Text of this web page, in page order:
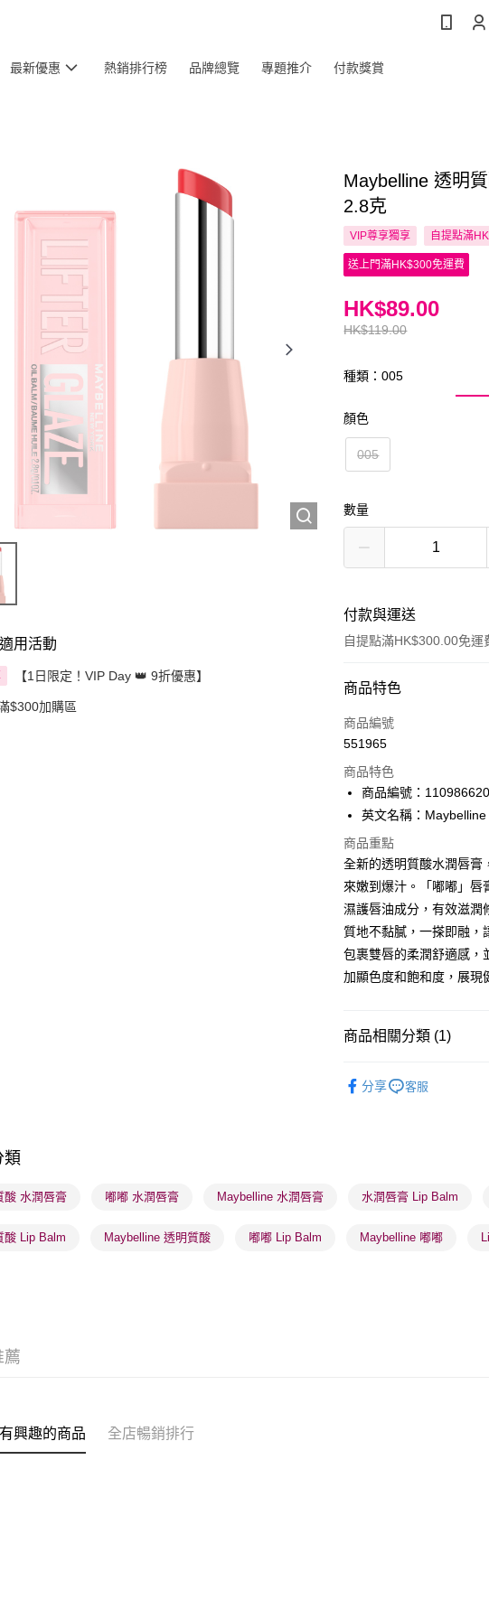
最新優惠 熱銷排行榜 品牌總覽 專題推介 付款獎賞
用活動
【1日限定！VIP Day 👑 9折優惠】
$300加購區
Maybelline 透明
2.8克
VIP尊享獨享 自提點滿
送上門滿HK$300免運費
HK$119.00
HK$89.00
種類：005
顏色
005
數量
付款與運送
自提點滿HK$300.00免運
付款方式
信用卡
AlipayHK
PayMe
WeChat Pay
BoC Pay
送貨方式
順豐自助櫃 - 確認發貨後
順豐站及營業點 - 確認發
確認發貨後1-3 工作天送
取。逾期會取消訂單，
商品特色
商品編號
551965
商品特色
商品編號：
英文名稱：
商品重點
全新的透明質酸水潤唇膏
來嫩到爆汁。「嘟嘟」唇
濕護唇油成分，有效滋潤
質地不黏膩，一搽即融，
包裹雙唇的柔潤舒適感，
加顯色度和飽和度，展現
商品相關分類 (1)
分享
客服
類
酸 水潤唇膏 嘟嘟 水潤唇膏 Maybelline 水潤唇膏 水潤唇膏 Lip Balm
酸 Lip Balm Maybelline 透明質酸 嘟嘟 Lip Balm Maybelline 嘟嘟
薦
興趣的商品 全店暢銷排行